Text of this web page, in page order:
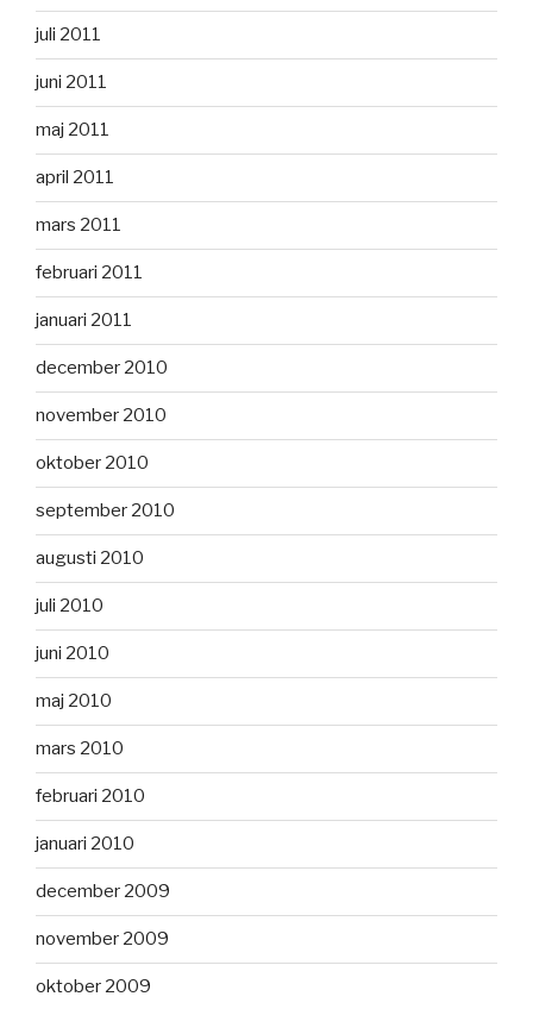
juli 2011
juni 2011
maj 2011
april 2011
mars 2011
februari 2011
januari 2011
december 2010
november 2010
oktober 2010
september 2010
augusti 2010
juli 2010
juni 2010
maj 2010
mars 2010
februari 2010
januari 2010
december 2009
november 2009
oktober 2009